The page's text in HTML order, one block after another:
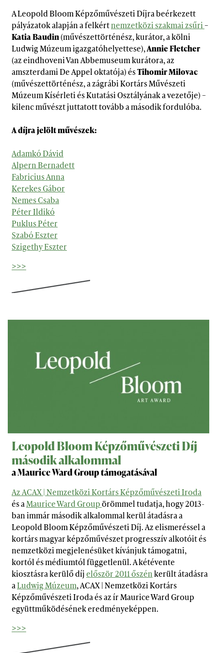
A Leopold Bloom Képzőművészeti Díjra beérkezett
pályázatok alapján a felkértnemzetközi szakmai zsűri –
Katia Baudin(művészettörténész, kurátor, a kölni
Ludwig Múzeum igazgatóhelyettese),Annie Fletcher
(az eindhoveni Van Abbemuseum kurátora, az
amszterdami De Appel oktatója) ésTihomir Milovac
(művészettörténész, a zágrábi Kortárs Művészeti
Múzeum Kísérleti és Kutatási Osztályának a vezetője) –
kilenc művészt juttatott tovább a második fordulóba.
A díjra jelölt művészek:
Adamkó Dávid
Alpern Bernadett
Fabricius Anna
Kerekes Gábor
Nemes Csaba
Péter Ildikó
Puklus Péter
Szabó Eszter
Szigethy Eszter
>>>
Leopold Bloom Képzőművészeti Díj
második alkalommal
a Maurice Ward Group támogatásával
Az ACAX | Nemzetközi Kortárs Képzőművészeti Iroda
és a Maurice Ward Groupörömmel tudatja, hogy 2013-
ban immár második alkalommal kerül átadásra a
Leopold Bloom Képzőművészeti Díj. Az elismeréssel a
kortárs magyar képzőművészet progresszív alkotóit és
nemzetközi megjelenésüket kívánjuk támogatni,
kortól és médiumtól függetlenül. A kétévente
kiosztásra kerülő díjelőször 2011 őszénkerült átadásra
aLudwig Múzeum, ACAX | Nemzetközi Kortárs
Képzőművészeti Iroda és az ír Maurice Ward Group
együttműködésének eredményeképpen.
teen
>>>